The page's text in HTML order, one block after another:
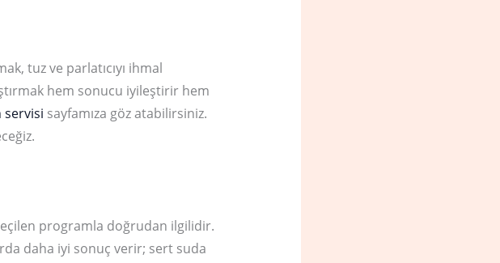
tuz ve parlatıcıyı ihmal
hem sonucu iyileştirir hem
servisi sayfamıza göz atabilirsiniz.
programla doğrudan ilgilidir.
daha iyi sonuç verir; sert suda